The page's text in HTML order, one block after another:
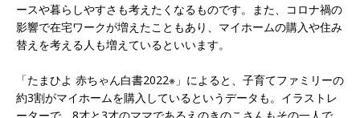
ースや暮らしやすさも考えたくなるものです。また、コロナ禍の
影響で在宅ワークが増えたこともあり、マイホームの購入や住み
替えを考える人も増えているといいます。
「たまひよ 赤ちゃん白書2022※」によると、子育てファミリーの
約3割がマイホームを購入しているというデータも。イラストレ
ーターで、8才と3才のママであるえのきのこさんもその一人で